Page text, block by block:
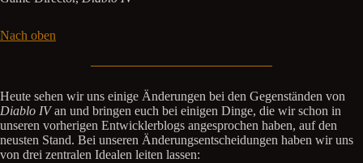
Nach oben
Heute sehen wir uns einige Änderungen bei den Gegenständen von
Diablo IVan und bringen euch bei einigen Dinge, die wir schon in
unseren vorherigen Entwicklerblogs angesprochen haben, auf den
neusten Stand. Bei unseren Änderungsentscheidungen haben wir uns
von drei zentralen Idealen leiten lassen: